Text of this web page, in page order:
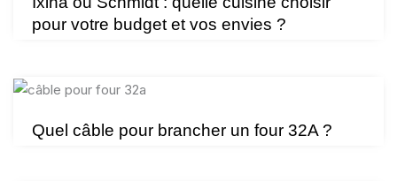
pour votre budget et vos envies ?
Quel câble pour brancher un four 32A ?